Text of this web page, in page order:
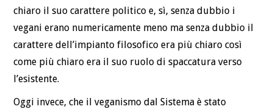
chiaro il suo carattere politico e, sì, senza dubbio i
vegani erano numericamente meno ma senza dubbio il
carattere dell’impianto filosofico era più chiaro così
come più chiaro era il suo ruolo di spaccatura verso
l’esistente.
Oggi invece, che il veganismo dal Sistema è stato